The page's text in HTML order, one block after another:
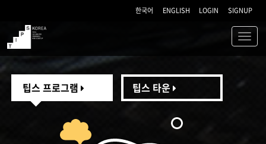
한국어 ENGLISH LOGIN SIGNUP
TIPS
팁스 프로그램 팁스 타운